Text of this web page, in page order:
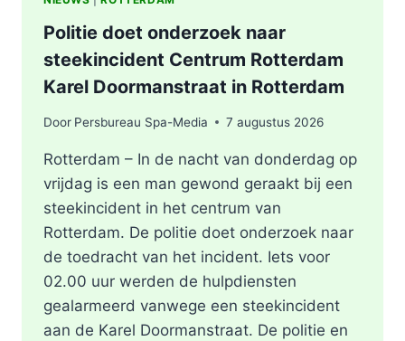
Politie doet onderzoek naar
steekincident Centrum Rotterdam
Karel Doormanstraat in Rotterdam
Door Persbureau Spa-Media 7 augustus 2026
Rotterdam – In de nacht van donderdag op
vrijdag is een man gewond geraakt bij een
steekincident in het centrum van
Rotterdam. De politie doet onderzoek naar
de toedracht van het incident. Iets voor
02.00 uur werden de hulpdiensten
gealarmeerd vanwege een steekincident
aan de Karel Doormanstraat. De politie en